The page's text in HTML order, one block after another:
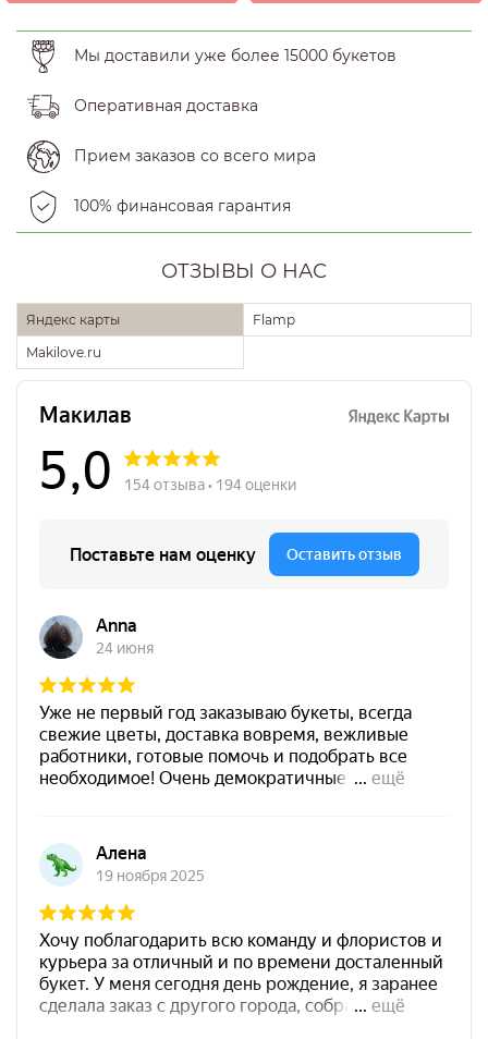
Мы доставили уже более 15000 букетов
Оперативная доставка
Прием заказов со всего мира
100% финансовая гарантия
ОТЗЫВЫ О НАС
Яндекс карты
Flamp
Makilove.ru